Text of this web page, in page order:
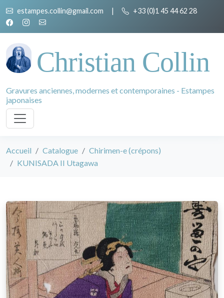
estampes.collin@gmail.com | +33 (0)1 45 44 62 28
Christian Collin
Gravures anciennes, modernes et contemporaines - Estampes
japonaises
Accueil Catalogue
Chirimen-e (crépons)
KUNISADA II Utagawa